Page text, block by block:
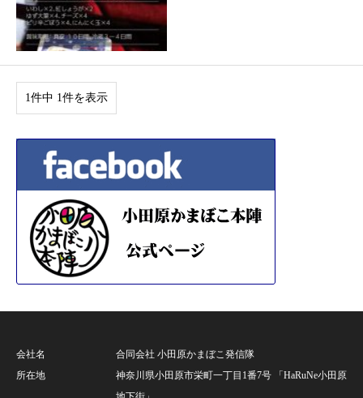
1件中 1件を表示
会社名
合同会社 小田原かまぼこ発信隊
所在地
神奈川県小田原市栄町一丁目1番7号 「HaRuNe小田原